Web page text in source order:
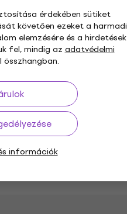
érdekében sütiket
követően ezeket a
elemzésére és a hirdetések
fel, mindig azadatvédelmi
információk
Minimális magasság